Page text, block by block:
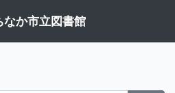
なか市立図書館